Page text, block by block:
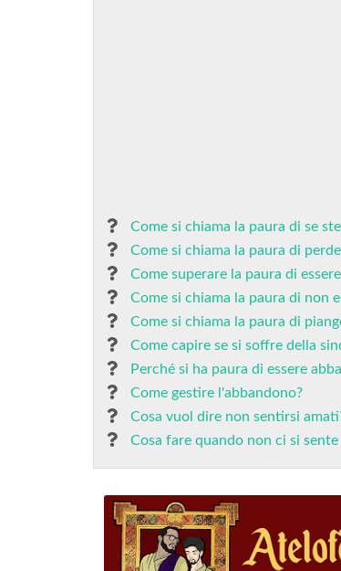
Come si chiama la paura di se
Come si chiama la paura di
Come superare la paura di
Come si chiama la paura di non
Come si chiama la paura di
Come capire se si soffre della
Perché si ha paura di essere
Come gestire l'abbandono?
Cosa vuol dire non sentirsi
Cosa fare quando non ci si sente